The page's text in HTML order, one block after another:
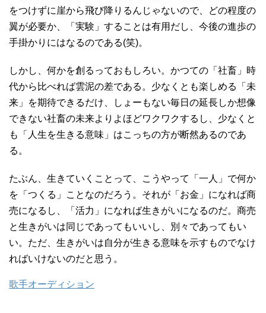
をつけずに崖から飛び降りるんじゃないので、どの程度の
翼が必要か、「実験」することは有用だし、今後の進歩の
手掛かりにはなるのである(笑)。
しかし、何かを創るっておもしろい。かつての「社畜」時
代から比べれば雲泥の差である。少なくとも楽しめる「未
来」を期待できるだけ、しょーもない毎日の延長しか想像
できない社畜の未来よりよほどワクワクするし、少なくと
も「人生を生きる意味」はこっちの方が断然あるのであ
る。
たぶん、生きていくことって、こうやって「一人」で何か
を「つくる」ことなのだろう。それが「お金」になれば商
売になるし、「活力」になれば生きがいになるのだ。商売
と生きがいは同じであってもいいし、別々であってもい
い。ただ、生きがいは自分が生きる意味を示すものでなけ
ればいけないのだと思う。
歌手オーディション